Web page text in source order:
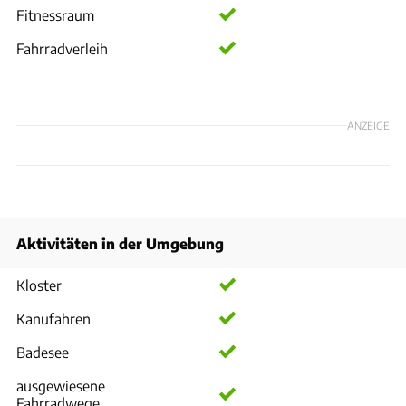
Fitnessraum
Fahrradverleih
ANZEIGE
Aktivitäten in der Umgebung
Kloster
Kanufahren
Badesee
ausgewiesene